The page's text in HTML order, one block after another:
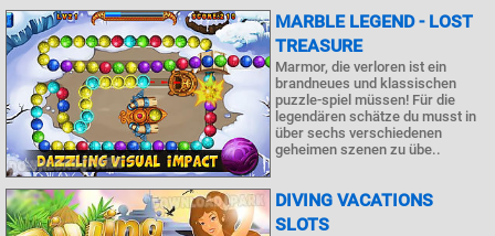
MARBLE LEGEND - LOST
TREASURE
Marmor, die verloren ist ein
brandneues und klassischen
puzzle-spiel müssen! Für die
legendären schätze du musst in
über sechs verschiedenen
geheimen szenen zu übe..
DIVING VACATIONS
SLOTS